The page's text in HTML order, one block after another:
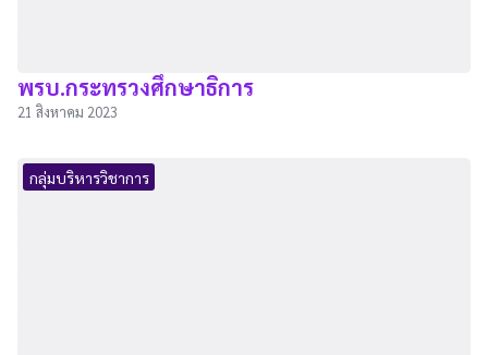
พรบ.กระทรวงศึกษาธิการ
21 สิงหาคม 2023
กลุ่มบริหารวิชาการ